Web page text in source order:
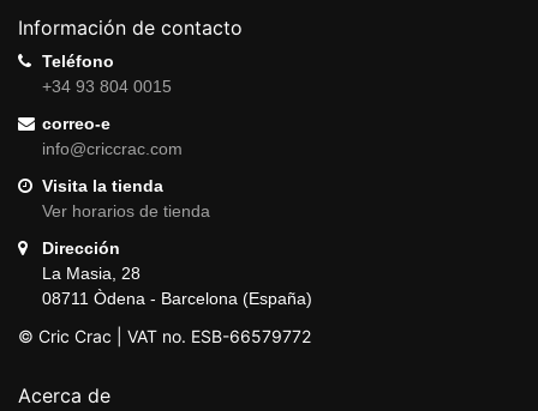
Información de contacto
Teléfono
+34 93 804 0015
correo-e
info@criccrac.com
Visita la tienda
Ver horarios de tienda
Dirección
La Masia, 28
08711 Òdena - Barcelona (España)
© Cric Crac | VAT no. ESB-66579772
Acerca de